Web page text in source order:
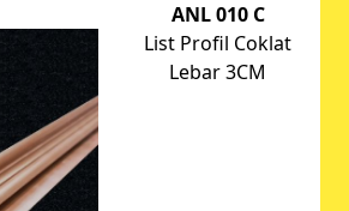
ANL 010 C
List Profil Coklat
Lebar 3CM